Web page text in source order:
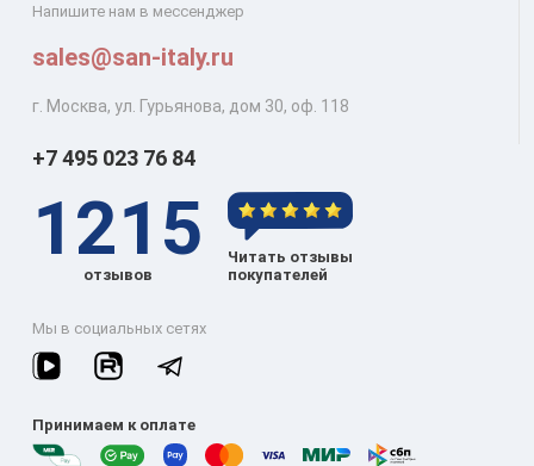
Напишите нам в мессенджер
sales@san-italy.ru
г. Москва, ул. Гурьянова, дом 30, оф. 118
+7 495 023 76 84
1215
отзывов
Читать отзывы
покупателей
Мы в социальных сетях
Принимаем к оплате